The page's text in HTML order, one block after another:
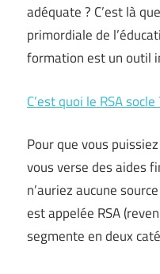
adéquate ? C’est là
primordiale de
formation est un outil
C’est quoi le RSA socle
Pour que vous
vous verse des aides
n’auriez aucune
est appelée RSA
segmente en deux